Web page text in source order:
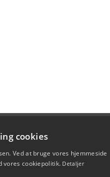
cookies
Ved at bruge vores hjemmeside
vores cookiepolitik. Detaljer